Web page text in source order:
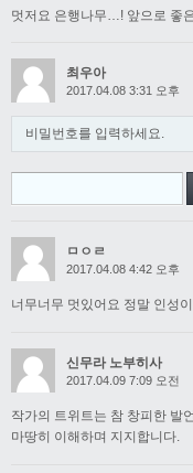
멋저요 은행나무…! 앞으로 좋
최우아
2017.04.08 3:31 오후
비밀번호를 입력하세요.
ㅁㅇㄹ
2017.04.08 4:42 오후
너무너무 멋있어요 정말 인성
신무라 노부히사
2017.04.09 7:09 오전
작가의 트위트는 참 창피한 발
마땅히 이해하며 지지합니다.